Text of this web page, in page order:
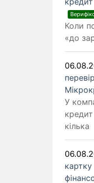
Коли
«до
У
кілька